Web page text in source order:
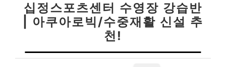
십정스포츠센터 수영장 강습반
| 아쿠아로빅/수중재활 신설 추
천!